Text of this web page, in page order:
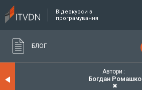
Відеокурси з
програмування
БЛОГ
Автори
Богдан Ромашко
✖